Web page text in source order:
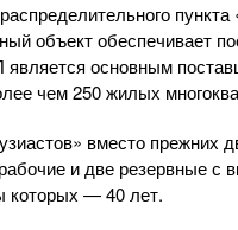
объект обеспечивает
является основным
чем 250 жилых
вместо прежних
и две резервные
которых — 40 лет.